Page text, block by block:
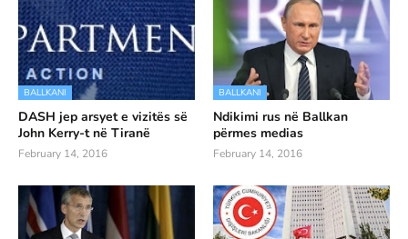
BALLKANI
DASH jep arsyet e vizitës së
John Kerry-t në Tiranë
February 14, 2016
BALLKANI
Ndikimi rus në Ballkan
përmes medias
February 14, 2016